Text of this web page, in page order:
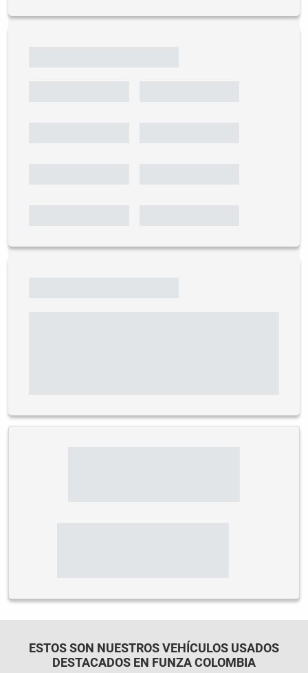
ESTOS SON NUESTROS VEHÍCULOS USADOS
DESTACADOS EN FUNZA COLOMBIA